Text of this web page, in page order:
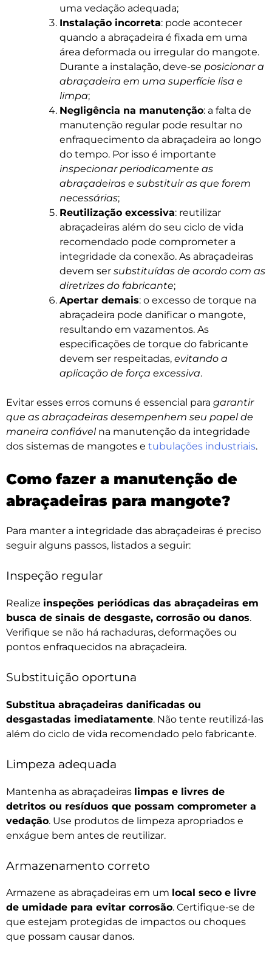
uma vedação adequada;
Instalação incorreta: pode acontecer
quando a abraçadeira é fixada em uma
área deformada ou irregular do mangote.
Durante a instalação, deve-se posicionar a
abraçadeira em uma superfície lisa e
limpa;
Negligência na manutenção: a falta de
manutenção regular pode resultar no
enfraquecimento da abraçadeira ao longo
do tempo. Por isso é importante
inspecionar periodicamente as
abraçadeiras e substituir as que forem
necessárias;
Reutilização excessiva: reutilizar
abraçadeiras além do seu ciclo de vida
recomendado pode comprometer a
integridade da conexão. As abraçadeiras
devem ser substituídas de acordo com as
diretrizes do fabricante;
Apertar demais: o excesso de torque na
abraçadeira pode danificar o mangote,
resultando em vazamentos. As
especificações de torque do fabricante
devem ser respeitadas, evitando a
aplicação de força excessiva.
Evitar esses erros comuns é essencial para garantir
que as abraçadeiras desempenhem seu papel de
maneira confiávelna manutenção da integridade
dos sistemas de mangotes e tubulações industriais.
Como fazer a manutenção de
abraçadeiras para mangote?
Para manter a integridade das abraçadeiras é preciso
seguir alguns passos, listados a seguir:
Inspeção regular
Realize inspeções periódicas das abraçadeiras em
busca de sinais de desgaste, corrosão ou danos.
Verifique se não há rachaduras, deformações ou
pontos enfraquecidos na abraçadeira.
Substituição oportuna
Substitua abraçadeiras danificadas ou
desgastadas imediatamente. Não tente reutilizá-las
além do ciclo de vida recomendado pelo fabricante.
Limpeza adequada
Mantenha as abraçadeiras limpas e livres de
detritos ou resíduos que possam comprometer a
vedação. Use produtos de limpeza apropriados e
enxágue bem antes de reutilizar.
Armazenamento correto
Armazene as abraçadeiras em um local seco e livre
de umidade para evitar corrosão. Certifique-se de
que estejam protegidas de impactos ou choques
que possam causar danos.